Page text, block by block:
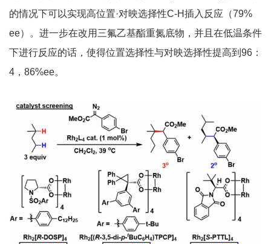
的情况下可以实现高位置·对映选择性C-H插入反应（79%
ee）。进一步在改用三氟乙基酯重氮底物，并且在低温条件
下进行反应的话，使得位置选择性与对映选择性提高到96：
4，86%ee。